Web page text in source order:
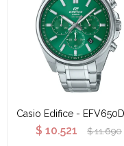
Casio Edifice -
$ 10.521 $ 11.690